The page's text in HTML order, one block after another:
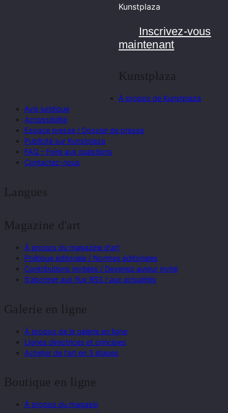
Kunstplaza
Inscrivez-vous
maintenant
Kunstplaza
À propos de Kunstplaza
Avis juridique
Accessibilité
Espace presse / Dossier de presse
Publicité sur Kunstplaza
FAQ – Foire aux questions
Contactez-nous
Langues
Magazine d'art
À propos du magazine d'art
Politique éditoriale / Normes éditoriales
Contributions invitées / Devenez auteur invité
S'abonner aux flux RSS / aux actualités
Galerie en ligne
À propos de la galerie en ligne
Lignes directrices et principes
Acheter de l'art en 3 étapes
Boutique en ligne
À propos du magasin